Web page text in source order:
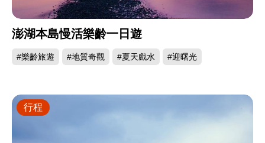
澎湖本島慢活樂齡一日遊
#樂齡旅遊 #地質奇觀 #夏天戲水 #迎曙光
行程